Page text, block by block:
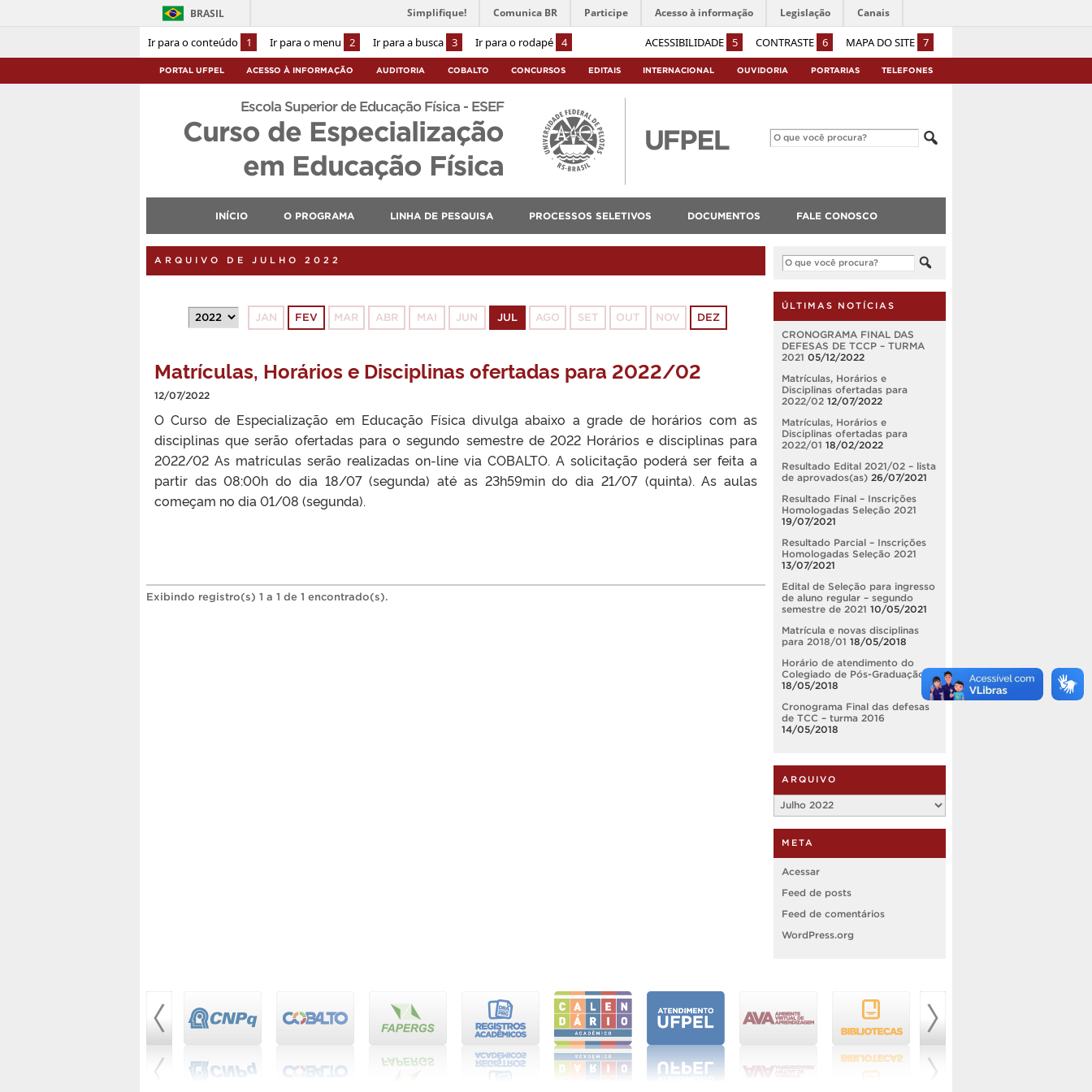
Ir para o conteúdo 1 Ir para o menu 2 Ir para a busca 3 Ir para o rodapé 4 ACESSIBILIDADE 5 CONTRASTE 6 MAPA DO SITE 7
BRASIL Simplifique! Comunica BR Participe Acesso à informação Legislação Canais
PORTAL UFPEL ACESSO À INFORMAÇÃO AUDITORIA COBALTO CONCURSOS EDITAIS INTERNACIONAL OUVIDORIA PORTARIAS TELEFONES
Escola Superior de Educação Física - ESEF
Curso de Especialização
em Educação Física
INÍCIO O PROGRAMA LINHA DE PESQUISA PROCESSOS SELETIVOS DOCUMENTOS FALE CONOSCO
ARQUIVO DE JULHO 2022
JAN FEV MAR ABR MAI JUN JUL AGO SET OUT NOV DEZ
Matrículas, Horários e Disciplinas ofertadas para 2022/02
12/07/2022
O Curso de Especialização em Educação Física divulga abaixo a grade de horários com as
disciplinas que serão ofertadas para o segundo semestre de 2022 Horários e disciplinas para
2022/02 As matrículas serão realizadas on-line via COBALTO. A solicitação poderá ser feita a
partir das 08:00h do dia 18/07 (segunda) até as 23h59min do dia 21/07 (quinta). As aulas
começam no dia 01/08 (segunda).
Exibindo registro(s) 1 a 1 de 1 encontrado(s).
ÚLTIMAS NOTÍCIAS
CRONOGRAMA FINAL DAS
DEFESAS DE TCCP – TURMA
2021 05/12/2022
Matrículas, Horários e
Disciplinas ofertadas para
2022/02 12/07/2022
Matrículas, Horários e
Disciplinas ofertadas para
2022/01 18/02/2022
Resultado Edital 2021/02 – lista
de aprovados(as) 26/07/2021
Resultado Final – Inscrições
Homologadas Seleção 2021
19/07/2021
Resultado Parcial – Inscrições
Homologadas Seleção 2021
13/07/2021
Edital de Seleção para ingresso
de aluno regular – segundo
semestre de 2021 10/05/2021
Matrícula e novas disciplinas
para 2018/01 18/05/2018
Horário de atendimento do
Colegiado de Pós-Graduação
18/05/2018
Cronograma Final das defesas
de TCC – turma 2016
14/05/2018
ARQUIVO
Arquivo
META
Acessar
Feed de posts
Feed de comentários
WordPress.org